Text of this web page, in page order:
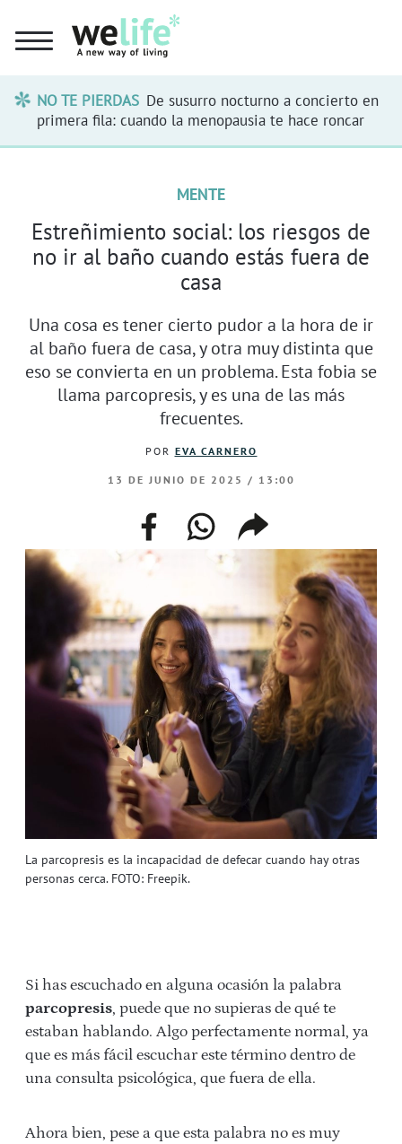
NO TE PIERDAS De susurro nocturno a concierto en
primera fila: cuando la menopausia te hace roncar
La parcopresis es la incapacidad de defecar cuando hay otras
personas cerca. FOTO: Freepik.
MENTE
Estreñimiento social: los riesgos de
no ir al baño cuando estás fuera de
casa
Una cosa es tener cierto pudor a la hora de ir
al baño fuera de casa, y otra muy distinta que
eso se convierta en un problema. Esta fobia se
llama parcopresis, y es una de las más
frecuentes.
POR EVA CARNERO
13 DE JUNIO DE 2025 / 13:00
facebookwhatsappcompartir
enlace
Si has escuchado en alguna ocasión la palabra
parcopresis, puede que no supieras de qué te
estaban hablando. Algo perfectamente normal, ya
que es más fácil escuchar este término dentro de
una consulta psicológica, que fuera de ella.
Ahora bien, pese a que esta palabra no es muy